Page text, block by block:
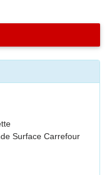
Surface Carrefour